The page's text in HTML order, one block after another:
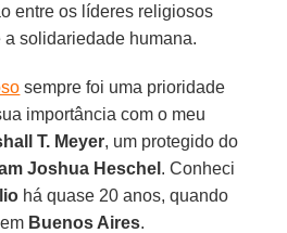
entre os líderes religiosos
solidariedade humana.
sempre foi uma prioridade
importância com o meu
T. Meyer, um protegido do
Joshua Heschel . Conheci
há quase 20 anos, quando
Buenos Aires.